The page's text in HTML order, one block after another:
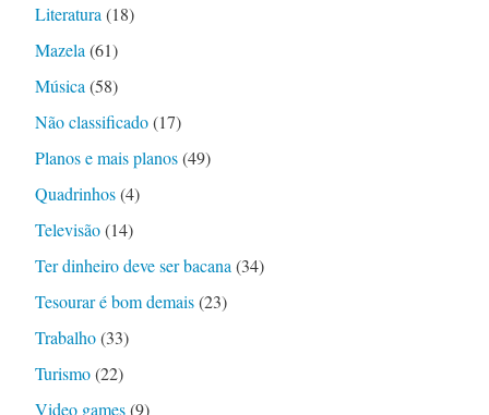
Literatura (18)
Mazela (61)
Música (58)
Não classificado(17)
Planos e mais planos(49)
Quadrinhos(4)
Televisão(14)
Ter dinheiro deve ser bacana (34)
Tesourar é bom demais(23)
Trabalho(33)
Turismo(22)
Video games(9)